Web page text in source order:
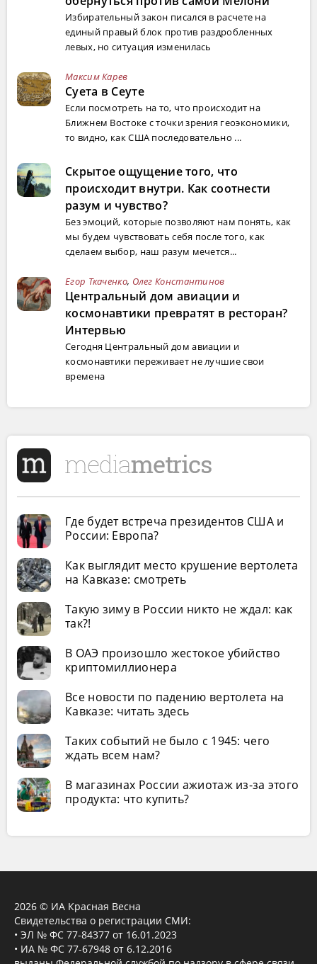
Избирательный закон писался в расчете на
единый правый блок против раздробленных
левых, но ситуация изменилась
Максим Карев
Суета в Сеуте
Если посмотреть на то, что происходит на
Ближнем Востоке с точки зрения геоэкономики,
то видно, как США последовательно ...
Скрытое ощущение того, что
происходит внутри. Как соотнести
разум и чувство?
Без эмоций, которые позволяют нам понять, как
мы будем чувствовать себя после того, как
сделаем выбор, наш разум мечется...
Егор Ткаченко, Олег Константинов
Центральный дом авиации и
космонавтики превратят в ресторан?
Интервью
Сегодня Центральный дом авиации и
космонавтики переживает не лучшие свои
времена
Где будет встреча президентов США и
России: Европа?
Как выглядит место крушение вертолета
на Кавказе: смотреть
Такую зиму в России никто не ждал: как
так?!
В ОАЭ произошло жестокое убийство
криптомиллионера
Все новости по падению вертолета на
Кавказе: читать здесь
Таких событий не было с 1945: чего
ждать всем нам?
В магазинах России ажиотаж из-за этого
продукта: что купить?
2026 © ИА Красная Весна
Свидетельства о регистрации СМИ:
• ЭЛ № ФС 77-84377 от 16.01.2023
• ИА № ФС 77-67948 от 6.12.2016